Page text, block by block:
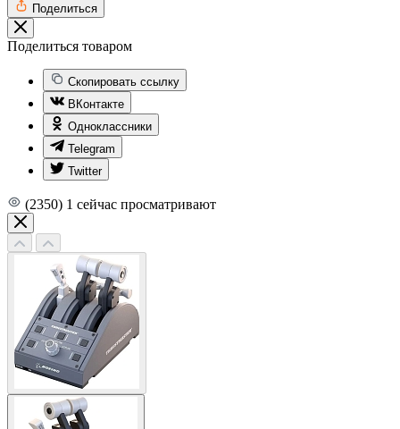
Поделиться
Поделиться товаром
Скопировать ссылку
ВКонтакте
Одноклассники
Telegram
Twitter
(2350) 1 сейчас просматривают